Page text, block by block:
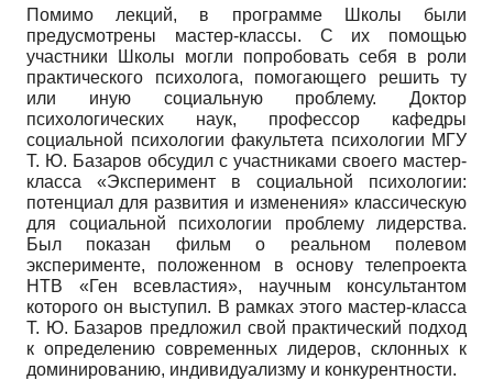
Помимо лекций, в программе Школы были
предусмотрены мастер-классы. С их помощью
участники Школы могли попробовать себя в роли
практического психолога, помогающего решить ту
или иную социальную проблему. Доктор
психологических наук, профессор кафедры
социальной психологии факультета психологии МГУ
Т. Ю. Базаров обсудил с участниками своего мастер-
класса «Эксперимент в социальной психологии:
потенциал для развития и изменения» классическую
для социальной психологии проблему лидерства.
Был показан фильм о реальном полевом
эксперименте, положенном в основу телепроекта
НТВ «Ген всевластия», научным консультантом
которого он выступил. В рамках этого мастер-класса
Т. Ю. Базаров предложил свой практический подход
к определению современных лидеров, склонных к
доминированию, индивидуализму и конкурентности.